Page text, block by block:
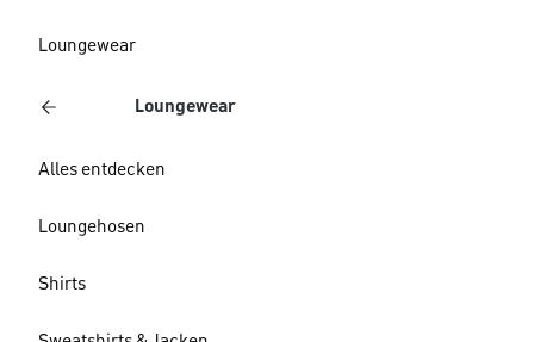
Loungewear
Loungewear
Alles entdecken
Loungehosen
Shirts